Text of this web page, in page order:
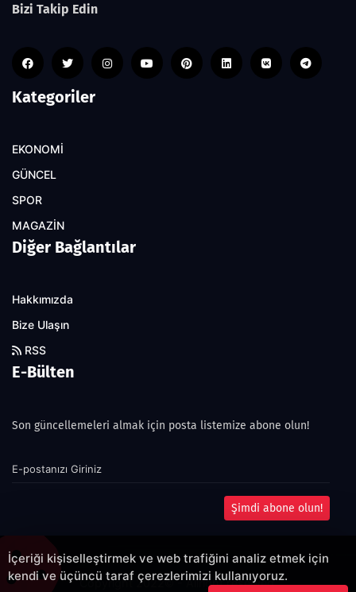
Bizi Takip Edin
Kategoriler
EKONOMİ
GÜNCEL
SPOR
MAGAZİN
Diğer Bağlantılar
Hakkımızda
Bize Ulaşın
RSS
E-Bülten
Son güncellemeleri almak için posta listemize abone olun!
Şimdi abone olun!
Copyright 2022© - Allright reserved.
İçeriği kişiselleştirmek ve web trafiğini analiz etmek için
kendi ve üçüncü taraf çerezlerimizi kullanıyoruz.